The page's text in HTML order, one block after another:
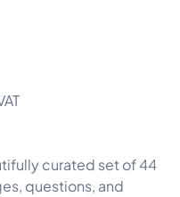
curated set of 44
questions, and